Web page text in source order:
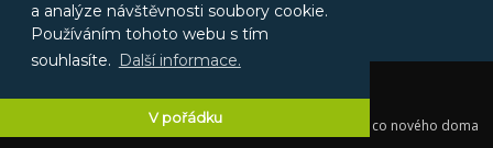
© 2025 GOROLWEB - Gorolský zpravodajský portál aneb co nového doma
a analýze návštěvnosti soubory cookie.
Používáním tohoto webu s tím
souhlasíte. Další informace.
V pořádku